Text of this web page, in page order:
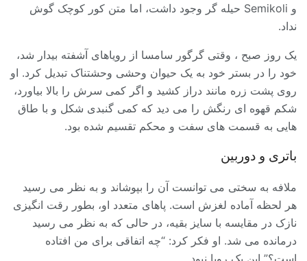
و Semikoli حیله گر وجود داشت، اما متن کور کوچک گوش
نداد.
یک روز صبح ، وقتی گرگور سامسا از رویاهای آشفته بیدار شد،
خود را در بستر خود به یک حیوان وحشی وحشتناک تبدیل کرد. او
روی پشت زره مانند دراز کشید و اگر کمی سرش را بالا بیاورد،
شکم قهوه ای رنگش را می دید که کمی گنبدی شکل و با طاق
هایی به قسمت های سفت و محکم تقسیم شده بود.
باتری و دوربین
ملافه به سختی می توانست آن را بپوشاند و به نظر می رسید
هر لحظه آماده لغزش است. پاهای متعدد او، بطور رقت انگیزی
نازک در مقایسه با سایز بقیه، در حالی که به نظر می رسید
درمانده می شد. او فکر کرد: “چه اتفاقی برای من افتاده